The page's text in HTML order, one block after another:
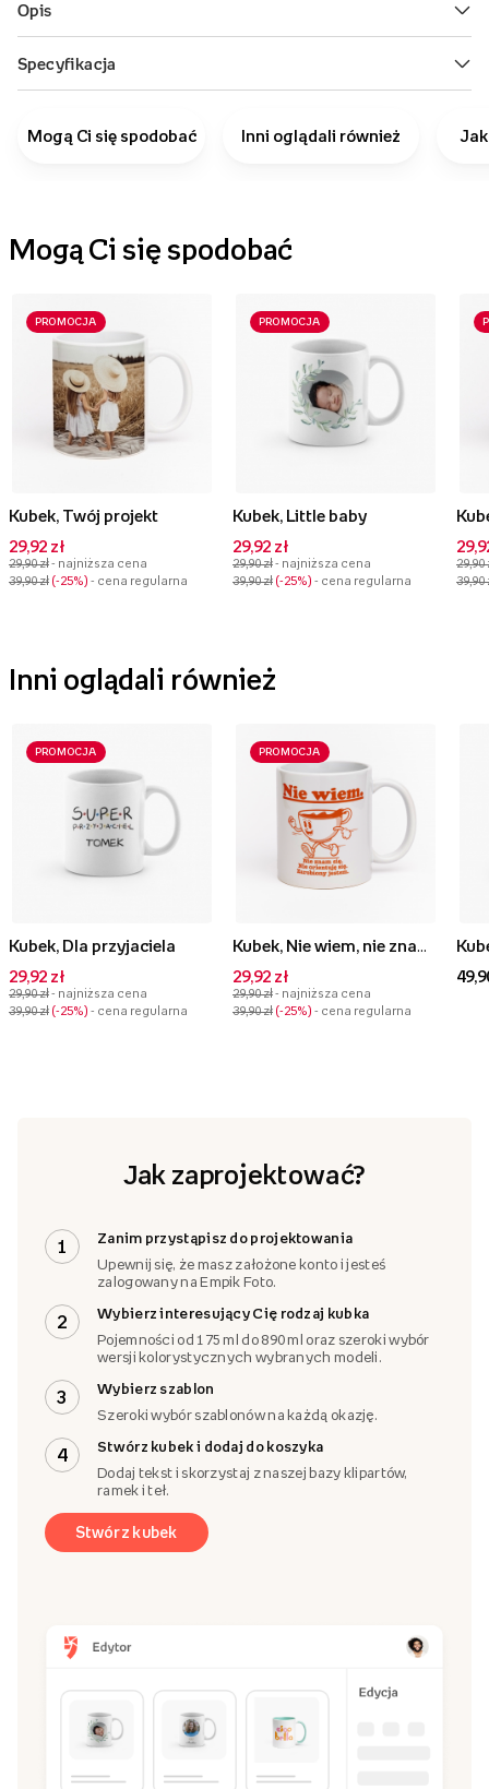
Mogą Ci się spodobać Inni oglądali również
Mogą Ci się spodobać
PROMOCJA
Kubek, Twój projekt
29,92 zł
29,90 zł- najniższa cena
39,90 zł -25% - cena regularna
PROMOCJA
Kubek, Little baby
29,92 zł
29,90 zł- najniższa cena
39,90 zł -25% - cena regularna
29,90
39,90
Inni oglądali również
PROMOCJA
Kubek, Dla przyjaciela
29,92 zł
29,90 zł- najniższa cena
39,90 zł -25% - cena regularna
PROMOCJA
29,92 zł
29,90 zł- najniższa cena
39,90 zł -25% - cena regularna
Jak zaprojektować?
1
Zanim przystąpisz do projektowania
Upewnij się, że masz założone konto i jesteś
zalogowany na Empik Foto.
2
Wybierz interesujący Cię rodzaj kubka
Pojemności od 175 ml do 890 ml oraz szeroki wybór
wersji kolorystycznych wybranych modeli.
3
Wybierz szablon
Szeroki wybór szablonów na każdą okazję.
4
Stwórz kubek i dodaj do koszyka
Dodaj tekst i skorzystaj z naszej bazy klipartów,
ramek i teł.
Stwórz kubek